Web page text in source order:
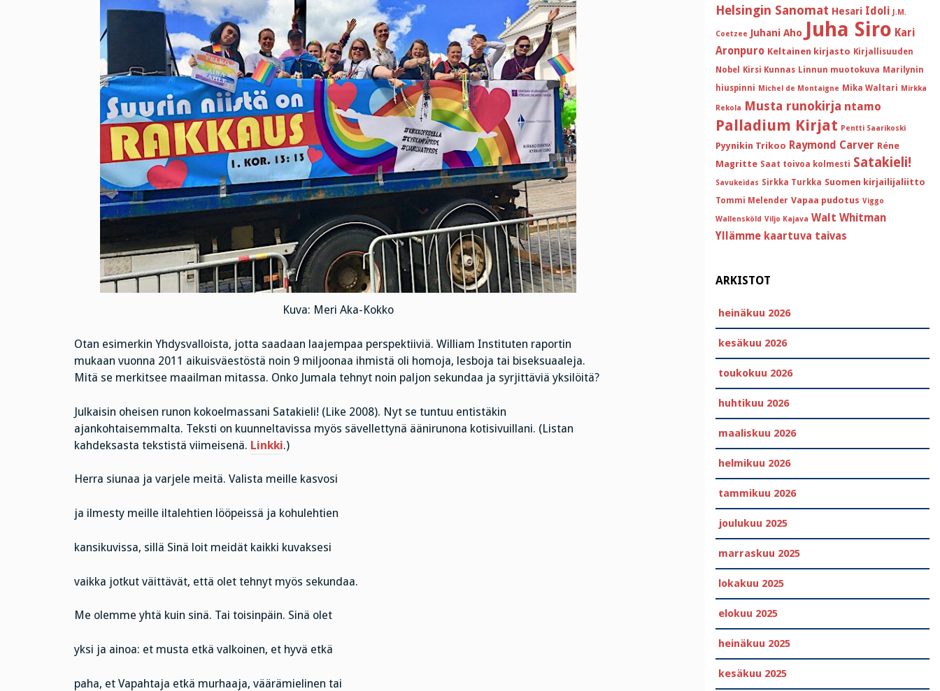
Kuva: Meri Aka-Kokko
Otan esimerkin Yhdysvalloista, jotta saadaan laajempaa perspektiiviä. William Instituten raportin
mukaan vuonna 2011 aikuisväestöstä noin 9 miljoonaa ihmistä oli homoja, lesboja tai biseksuaaleja.
Mitä se merkitsee maailman mitassa. Onko Jumala tehnyt noin paljon sekundaa ja syrjittäviä yksilöitä?
Julkaisin oheisen runon kokoelmassani Satakieli! (Like 2008). Nyt se tuntuu entistäkin
ajankohtaisemmalta. Teksti on kuunneltavissa myös sävellettynä äänirunona kotisivuillani. (Listan
kahdeksasta tekstistä viimeisenä. Linkki.)
Herra siunaa ja varjele meitä. Valista meille kasvosi
ja ilmesty meille iltalehtien lööpeissä ja kohulehtien
kansikuvissa, sillä Sinä loit meidät kaikki kuvaksesi
vaikka jotkut väittävät, että olet tehnyt myös sekundaa.
Me olemme yhtä kuin sinä. Tai toisinpäin. Sinä olet
yksi ja ainoa: et musta etkä valkoinen, et hyvä etkä
paha, et Vapahtaja etkä murhaaja, väärämielinen tai
Helsingin Sanomat Hesari Idoli J.M.
Coetzee Juhani Aho Juha Siro Kari
Aronpuro Keltainen kirjasto Kirjallisuuden
Nobel
Kirsi Kunnas Linnun muotokuva Marilynin
hiuspinni Michel de Montaigne Mika Waltari Mirkka
Rekola Musta runokirja ntamo
Palladium Kirjat Pentti Saarikoski
Pyynikin Trikoo Raymond Carver Réne
Magritte Saat toivoa kolmesti Satakieli!
Savukeidas Sirkka Turkka Suomen kirjailijaliitto
Tommi Melender Vapaa pudotus Viggo
Wallensköld Viljo Kajava Walt Whitman
Yllämme kaartuva taivas
ARKISTOT
heinäkuu 2026
kesäkuu 2026
toukokuu 2026
huhtikuu 2026
maaliskuu 2026
helmikuu 2026
tammikuu 2026
joulukuu 2025
marraskuu 2025
lokakuu 2025
elokuu 2025
heinäkuu 2025
kesäkuu 2025